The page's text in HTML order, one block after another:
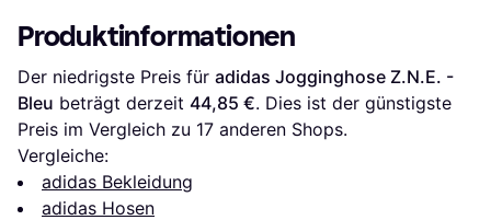
Produktinformationen
Der niedrigste Preis für adidas Jogginghose Z.N.E. -
Bleu beträgt derzeit 44,85 €. Dies ist der günstigste
Preis im Vergleich zu 17 anderen Shops.
Vergleiche:
adidas Bekleidung
adidas Hosen